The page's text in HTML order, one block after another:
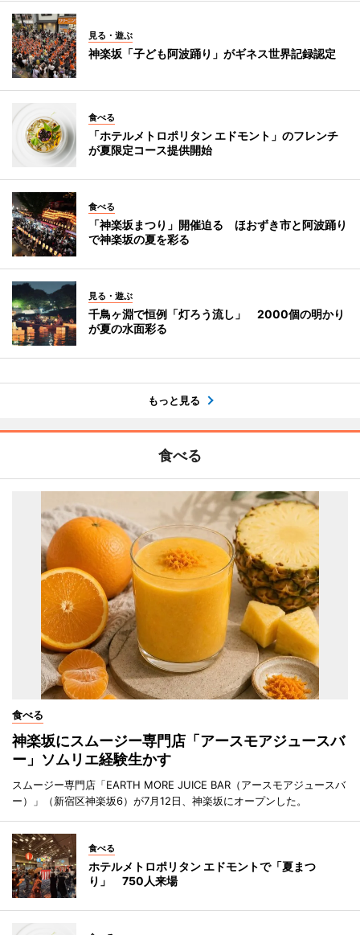
見る・遊ぶ
神楽坂「子ども阿波踊り」がギネス世界記録認定
食べる
「ホテルメトロポリタン エドモント」のフレンチ
が夏限定コース提供開始
食べる
「神楽坂まつり」開催迫る ほおずき市と阿波踊り
で神楽坂の夏を彩る
見る・遊ぶ
千鳥ヶ淵で恒例「灯ろう流し」 2000個の明かり
が夏の水面彩る
もっと見る
食べる
食べる
神楽坂にスムージー専門店「アースモアジュースバ
ー」ソムリエ経験生かす
スムージー専門店「EARTH MORE JUICE BAR（アースモアジュースバ
ー）」（新宿区神楽坂6）が7月12日、神楽坂にオープンした。
食べる
ホテルメトロポリタン エドモントで「夏まつ
り」 750人来場